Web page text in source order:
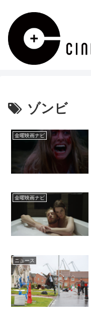
ゾンビ
金曜映画ナビ
金曜映画ナビ
ニュース